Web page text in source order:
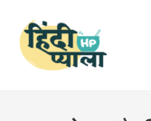
content